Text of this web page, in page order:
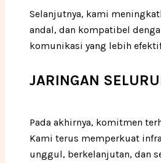
Selanjutnya, kami
andal, dan kompatibel
komunikasi yang lebih
JARINGAN
Pada akhirnya, komitmen
Kami terus memperkuat
unggul, berkelanjutan, dan